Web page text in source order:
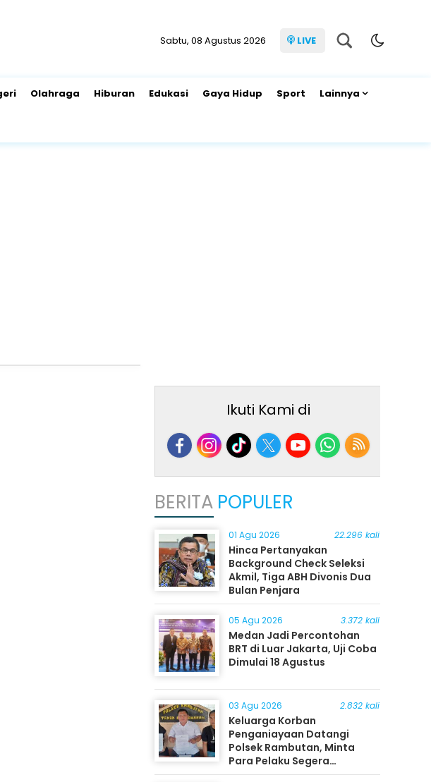
Sabtu, 08 Agustus 2026 LIVE
Olahraga Hiburan Edukasi Gaya Hidup Sport Lainnya
Ikuti Kami di
BERITA POPULER
01 Agu 2026 22.296 kali
Hinca Pertanyakan
Background Check Seleksi
Akmil, Tiga ABH Divonis Dua
Bulan Penjara
05 Agu 2026 3.372 kali
Medan Jadi Percontohan
BRT di Luar Jakarta, Uji Coba
Dimulai 18 Agustus
03 Agu 2026 2.832 kali
Keluarga Korban
Penganiayaan Datangi
Polsek Rambutan, Minta
Para Pelaku Segera
Ditangkap